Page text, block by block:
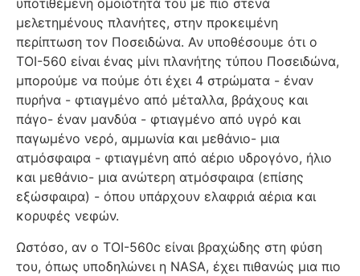
υποτιθέμενη ομοιότητά του με πιο στενά
μελετημένους πλανήτες, στην προκειμένη
περίπτωση τον Ποσειδώνα. Αν υποθέσουμε ότι ο
TOI-560 είναι ένας μίνι πλανήτης τύπου Ποσειδώνα,
μπορούμε να πούμε ότι έχει 4 στρώματα - έναν
πυρήνα - φτιαγμένο από μέταλλα, βράχους και
πάγο- έναν μανδύα - φτιαγμένο από υγρό και
παγωμένο νερό, αμμωνία και μεθάνιο- μια
ατμόσφαιρα - φτιαγμένη από αέριο υδρογόνο, ήλιο
και μεθάνιο- μια ανώτερη ατμόσφαιρα (επίσης
εξώσφαιρα) - όπου υπάρχουν ελαφριά αέρια και
κορυφές νεφών.
Ωστόσο, αν ο TOI-560c είναι βραχώδης στη φύση
του, όπως υποδηλώνει η NASA, έχει πιθανώς μια πιο